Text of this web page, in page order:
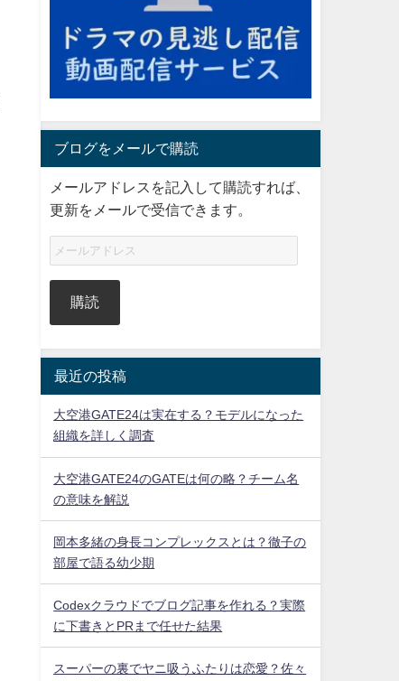
ブログをメールで購読
メールアドレスを記入して購読すれば、
更新をメールで受信できます。
購読
最近の投稿
大空港GATE24は実在する？モデルになった
組織を詳しく調査
大空港GATE24のGATEは何の略？チーム名
の意味を解説
岡本多緒の身長コンプレックスとは？徹子の
部屋で語る幼少期
Codexクラウドでブログ記事を作れる？実際
に下書きとPRまで任せた結果
スーパーの裏でヤニ吸うふたりは恋愛？佐々